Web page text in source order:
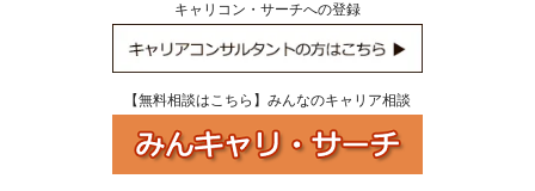
キャリコン・サーチへの登録
【無料相談はこちら】みんなのキャリア相談